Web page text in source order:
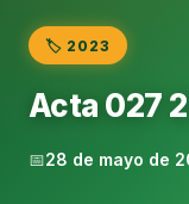
🏷️ 2023
Acta 027
📅28 de mayo de